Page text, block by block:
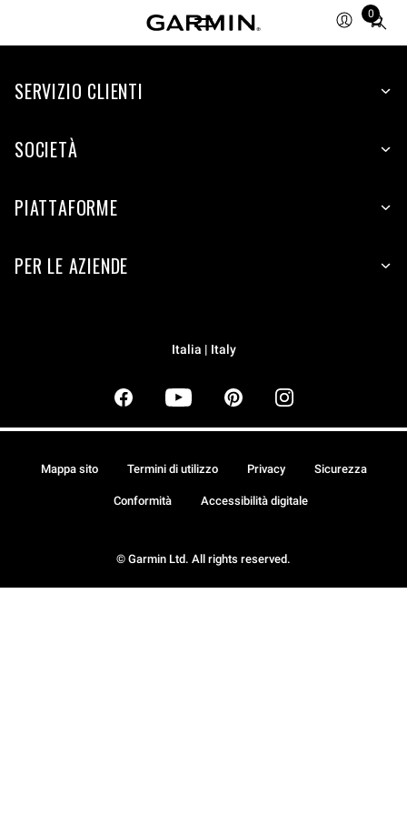
0
Total
items
cart:
SERVIZIO CLIENTI
SOCIETÀ
PIATTAFORME
PER LE AZIENDE
Italia | Italy
© Garmin Ltd. All rights reserved.
Mappa sito Termini di utilizzo Privacy Sicurezza
Conformità Accessibilità digitale